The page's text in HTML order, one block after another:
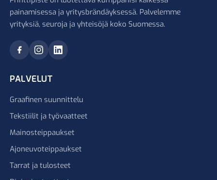
painamisessa ja yritysbrändäyksessä. Palvelemme
yrityksiä, seuroja ja yhteisöjä koko Suomessa.
PALVELUT
Graafinen suunnittelu
Tekstiilit ja työvaatteet
Mainosteippaukset
Ajoneuvoteippaukset
Tarrat ja tulosteet